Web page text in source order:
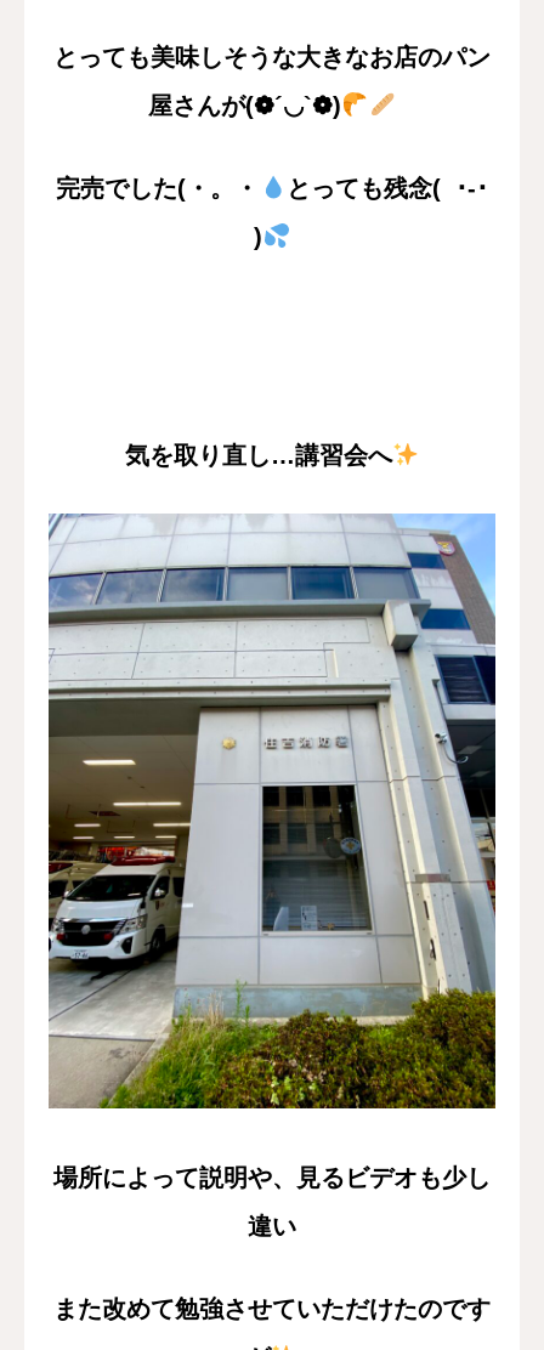
とっても美味しそうな大きなお店のパン
屋さんが(❁´◡`❁)
完売でした(・。・ とっても残念( ･-･
)
気を取り直し…講習会へ
場所によって説明や、見るビデオも少し
違い
また改めて勉強させていただけたのです